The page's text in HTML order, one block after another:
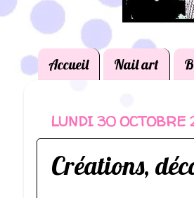
Accueil Nail art
LUNDI 30 OCTOBRE
Créations,